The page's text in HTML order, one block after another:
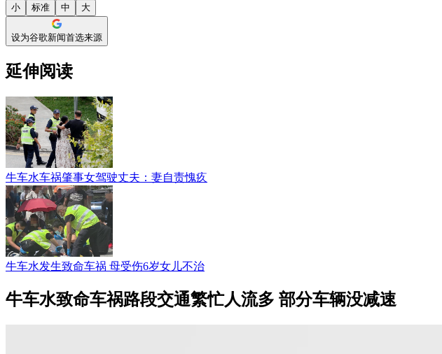
小 标准 中 大
设为谷歌新闻首选来源
延伸阅读
牛车水车祸肇事女驾驶丈夫：妻自责愧疚
牛车水发生致命车祸 母受伤6岁女儿不治
牛车水致命车祸路段交通繁忙人流多 部分车辆没减速